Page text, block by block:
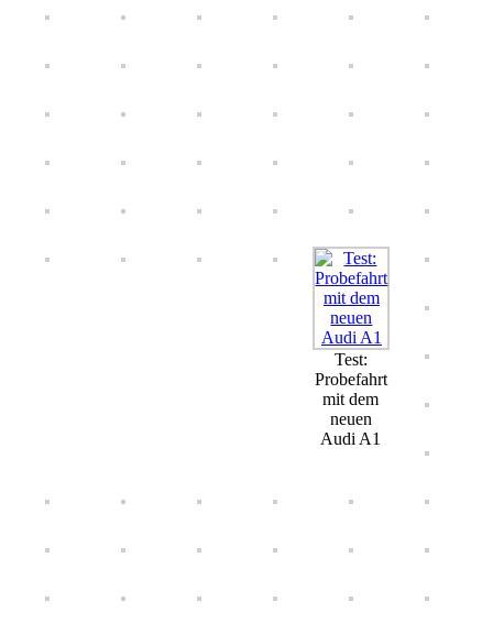
Test:
Probefahrt
mit dem
neuen
Audi A1